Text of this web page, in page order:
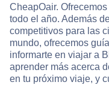
CheapOair.
todo el año. Además
competitivos para las
mundo, ofrecemos
informarte en viajar a
aprender más acerca
en tu próximo viaje, y